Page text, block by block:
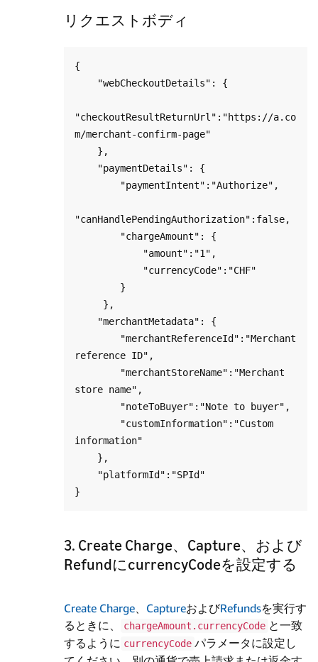
リクエストボディ
{
"checkoutResultReturnUrl":"https://a.co
m/merchant-confirm-page"
"canHandlePendingAuthorization":false,
reference ID",
store name",
information"
3. Create Charge、Capture、および
RefundにcurrencyCodeを設定する
Create Charge CaptureおよびRefundsを実行す
るときに、
chargeAmount.currencyCode と一致
するように currencyCode パラメータに設定し